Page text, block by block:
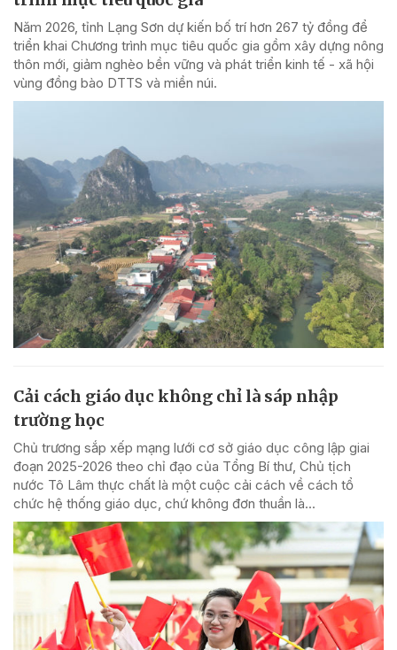
Năm 2026, tỉnh Lạng Sơn dự kiến bố trí hơn 267 tỷ đồng để
triển khai Chương trình mục tiêu quốc gia gồm xây dựng nông
thôn mới, giảm nghèo bền vững và phát triển kinh tế - xã hội
vùng đồng bào DTTS và miền núi.
Cải cách giáo dục không chỉ là sáp nhập
trường học
Chủ trương sắp xếp mạng lưới cơ sở giáo dục công lập giai
đoạn 2025-2026 theo chỉ đạo của Tổng Bí thư, Chủ tịch
nước Tô Lâm thực chất là một cuộc cải cách về cách tổ
chức hệ thống giáo dục, chứ không đơn thuần là...